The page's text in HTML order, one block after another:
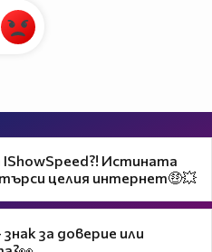
IShowSpeed?! Истината
целия интернет🤑💥
за доверие или